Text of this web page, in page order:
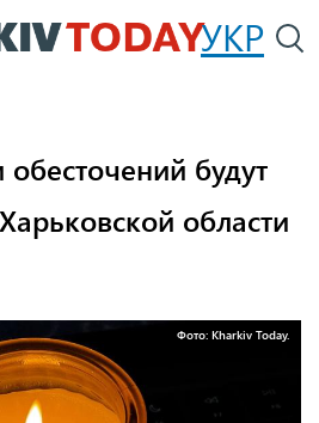
Перейти
к
УКР
будут
области
Фото: Kharkiv Today.